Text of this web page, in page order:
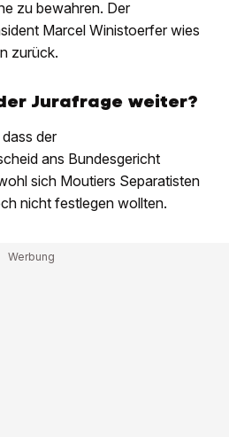
zu bewahren. Der
Marcel Winistoerfer wies
zurück.
Jurafrage weiter?
der
ans Bundesgericht
sich Moutiers Separatisten
nicht festlegen wollten.